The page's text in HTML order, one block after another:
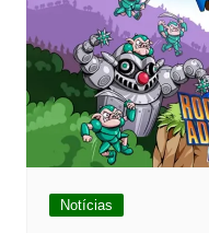
Notícias